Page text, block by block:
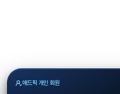
애드픽 개인 회원